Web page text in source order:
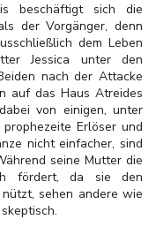
beschäftigt sich die
der Vorgänger, denn
dem Leben
Jessica unter den
nach der Attacke
auf das Haus Atreides
von einigen, unter
Erlöser und
nicht einfacher, sind
seine Mutter die
fördert, da sie den
sehen andere wie